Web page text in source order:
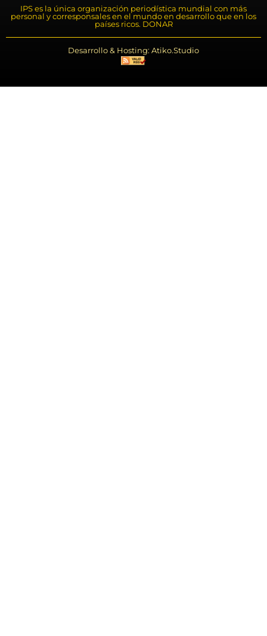
IPS es la única organización periodística mundial con más
personal y corresponsales en el mundo en desarrollo que en los
países ricos. DONAR
Desarrollo & Hosting: Atiko.Studio